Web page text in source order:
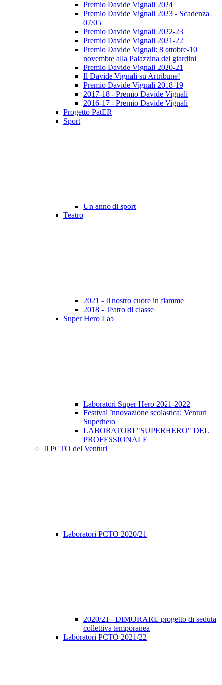
Premio Davide Vignali 2024
Premio Davide Vignali 2023 - Scadenza
07/05
Premio Davide Vignali 2022-23
Premio Davide Vignali 2021-22
Premio Davide Vignali: 8 ottobre-10
novembre alla Palazzina dei giardini
Premio Davide Vignali 2020-21
Il Davide Vignali su Artribune!
Premio Davide Vignali 2018-19
2017-18 - Premio Davide Vignali
2016-17 - Premio Davide Vignali
Progetto PatER
Sport
Un anno di sport
Teatro
2021 - Il nostro cuore in fiamme
2018 - Teatro di classe
Super Hero Lab
Laboratori Super Hero 2021-2022
Festival Innovazione scolastica: Venturi
Superhero
LABORATORI "SUPERHERO" DEL
PROFESSIONALE
Il PCTO del Venturi
Laboratori PCTO 2020/21
2020/21 - DIMORARE progetto di seduta
collettiva temporanea
Laboratori PCTO 2021/22